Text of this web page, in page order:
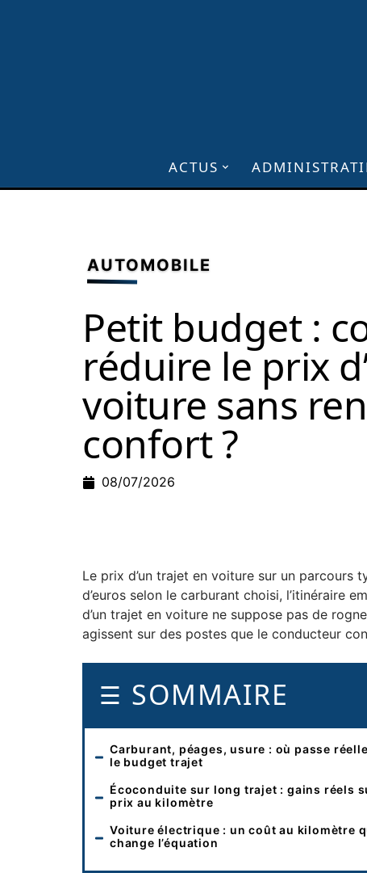
ACTUS
AUTOMOBILE
Petit budget :
réduire le prix
voiture sans
confort ?
08/07/2026
Le prix d’un trajet en voiture sur un parcours
d’euros selon le carburant choisi, l’itinéraire
d’un trajet en voiture ne suppose pas de
agissent sur des postes que le conducteur
SOMMAIRE
Carburant, péages, usure : où passe
le budget trajet
Écoconduite sur long trajet : gains réels
prix au kilomètre
Voiture électrique : un coût au kilomètre
change l’équation